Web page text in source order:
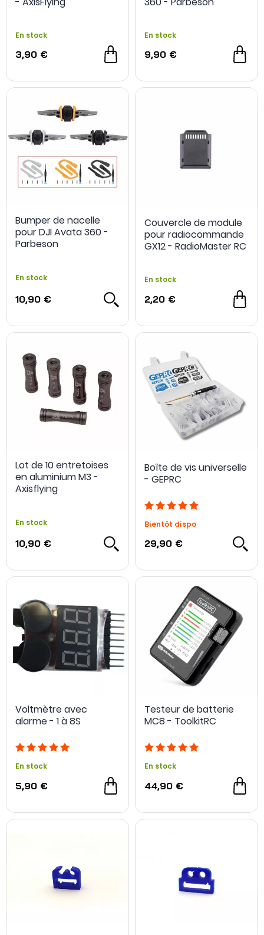
En stock
3,90 €
En stock
9,90 €
Bumper de nacelle
pour DJI Avata 360 -
Parbeson
En stock
10,90 €
Couvercle de module
pour radiocommande
GX12 - RadioMaster RC
En stock
2,20 €
Lot de 10 entretoises
en aluminium M3 -
Axisflying
En stock
10,90 €
Boîte de vis universelle
- GEPRC
Bientôt dispo
29,90 €
Voltmètre avec
alarme - 1 à 8S
En stock
5,90 €
Testeur de batterie
MC8 - ToolkitRC
En stock
44,90 €